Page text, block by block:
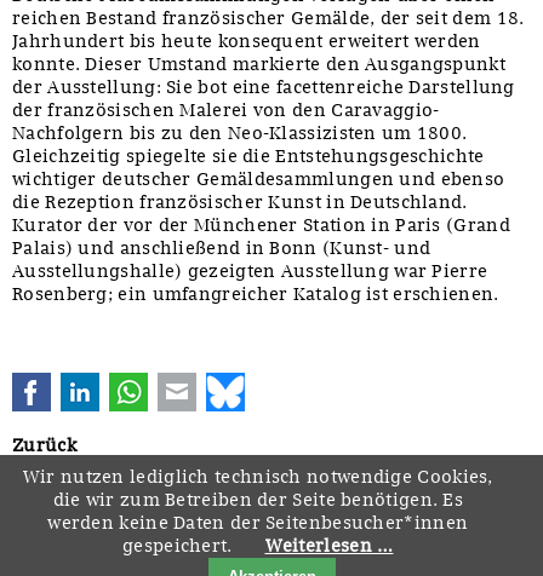
reichen Bestand französischer Gemälde, der seit dem 18.
Jahrhundert bis heute konsequent erweitert werden
konnte. Dieser Umstand markierte den Ausgangspunkt
der Ausstellung: Sie bot eine facettenreiche Darstellung
der französischen Malerei von den Caravaggio-
Nachfolgern bis zu den Neo-Klassizisten um 1800.
Gleichzeitig spiegelte sie die Entstehungsgeschichte
wichtiger deutscher Gemäldesammlungen und ebenso
die Rezeption französischer Kunst in Deutschland.
Kurator der vor der Münchener Station in Paris (Grand
Palais) und anschließend in Bonn (Kunst- und
Ausstellungshalle) gezeigten Ausstellung war Pierre
Rosenberg; ein umfangreicher Katalog ist erschienen.
FacebookLinkedInWhatsApp
E-mail
Zurück
Navigation
Startseite Downloads Kontakt Impressum
Wir nutzen lediglich technisch notwendige Cookies,
die wir zum Betreiben der Seite benötigen. Es
werden keine Daten der Seitenbesucher*innen
gespeichert.
Weiterlesen …